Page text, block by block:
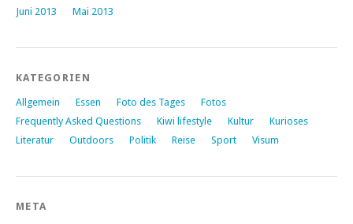
Juni 2013
Mai 2013
KATEGORIEN
Allgemein Essen Foto des Tages
Fotos
Frequently Asked Questions
Kiwi lifestyle Kultur
Kurioses
Literatur
Outdoors Politik Reise Sport Visum
META